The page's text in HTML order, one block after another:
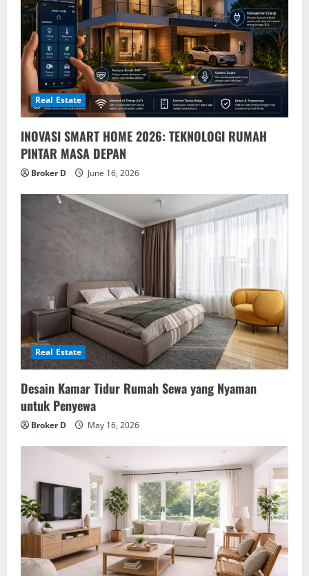
Real Estate
INOVASI SMART HOME 2026: TEKNOLOGI RUMAH
PINTAR MASA DEPAN
Broker D June 16, 2026
Real Estate
Desain Kamar Tidur Rumah Sewa yang Nyaman
untuk Penyewa
Broker D May 16, 2026